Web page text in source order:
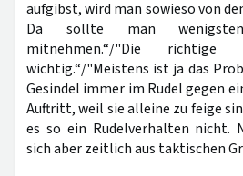
aufgibst, wird man sowieso von
Da sollte man
mitnehmen.“/"Die richtige
wichtig.“/"Meistens ist ja das
Gesindel immer im Rudel gegen
Auftritt, weil sie alleine zu feige
es so ein Rudelverhalten nicht.
sich aber zeitlich aus taktischen